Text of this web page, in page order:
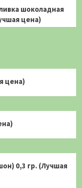
шоколадная
цена)
цена)
0,3 гр. (Лучшая